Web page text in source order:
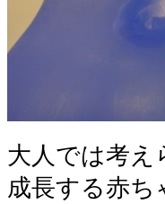
大人では考え
成長する赤ち